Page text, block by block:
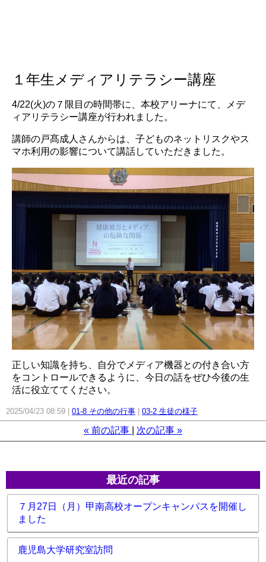
１年生メディアリテラシー講座
4/22(火)の７限目の時間帯に、本校アリーナにて、メデ
ィアリテラシー講座が行われました。
講師の戸髙成人さんからは、子どものネットリスクやス
マホ利用の影響について講話していただきました。
正しい知識を持ち、自分でメディア機器との付き合い方
をコントロールできるように、今日の話をぜひ今後の生
活に役立ててください。
2025/04/23 08:59 01-8 その他の行事 03-2 生徒の様子
« 前の記事 次の記事 »
最近の記事
７月27日（月）甲南高校オープンキャンパスを開催し
ました
鹿児島大学研究室訪問